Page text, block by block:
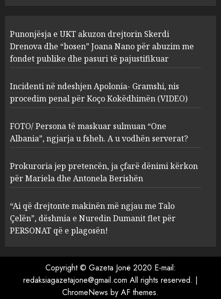
1
drejtorin Skerdi Drenova dhe
“bosen” Joana Nano për
abuzim me fondet publike dhe
pasuri të pajustifikuar
2
Incidenti në ndeshjen
Apolonia- Gramshi, nis
procedim penal për Koço
Kokëdhimën (VIDEO)
MARCH 27, 2025
3
FOTO/ Persona të maskuar
sulmuan “One Albania”,
serverat?
MARCH 25, 2025
Prokuroria jep pretencën, ja
çfarë dënimi kërkon për
Mariela dhe Antonela
Berishën
Punonjësja e UKT akuzon drejtorin Skerdi
Drenova dhe “bosen” Joana Nano për abuzim me
fondet publike dhe pasuri të pajustifikuar
Incidenti në ndeshjen Apolonia- Gramshi, nis
procedim penal për Koço Kokëdhimën (VIDEO)
FOTO/ Persona të maskuar sulmuan “One
Albania”, ngjarja u fsheh. A u vodhën serverat?
Prokuroria jep pretencën, ja çfarë dënimi kërkon
për Mariela dhe Antonela Berishën
“Ai që drejtonte makinën më ngjau me Talo
Çelën”, dëshmia e Nuredin Dumanit flet për
PERSONAT që e plagosën!
Copyright © Gazeta Jonë 2020 E-mail:
redaksiagazetajone@gmail.com All rights reserved. |
ChromeNews by AF themes.